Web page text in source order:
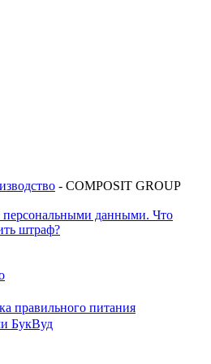
- COMPOSIT GROUP
персональными данными. Что
штраф?
правильного питания
БукВуд